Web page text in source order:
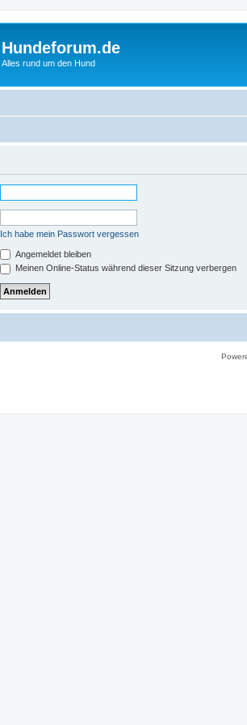
Hundeforum.de
Alles rund um den Hund
Ich habe mein Passwort vergessen
Angemeldet bleiben
Meinen Online-Status während dieser Sitzung verbergen